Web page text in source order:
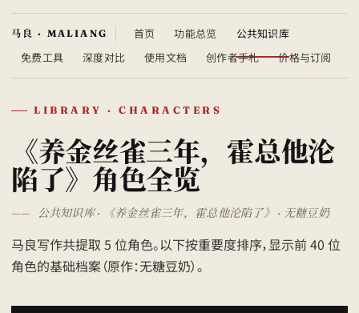
首页 功能总览
公共知识库
免费工具
深度对比 使用文档 创作者手札 价格与订阅
LIBRARY · CHARACTERS
《养金丝雀三年，霍总他沦
陷了》角色全览
公共知识库 · 《养金丝雀三年，霍总他沦陷了》 · 无糖豆奶
马良写作共提取 5 位角色。以下按重要度排序，显示前 40 位
角色的基础档案（原作：无糖豆奶）。